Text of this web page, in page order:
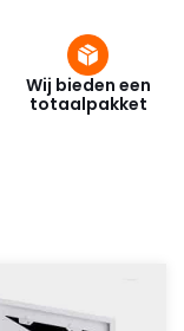
Wij bieden een
totaalpakket